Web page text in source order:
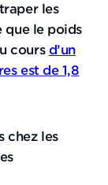
les
que le poids
cours d’un
est de 1,8
chez les